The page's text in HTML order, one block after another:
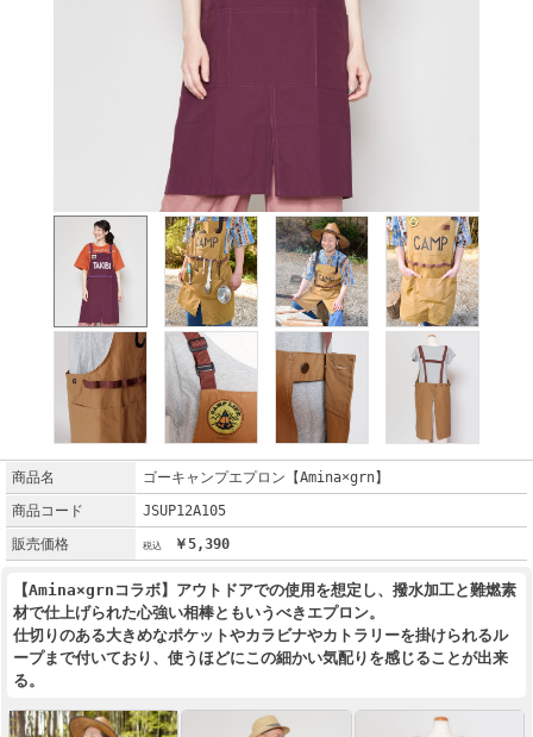
商品名
ゴーキャンプエプロン【Amina×grn】
商品コード
JSUP12A105
販売価格
￥5,390
【Amina×grnコラボ】アウトドアでの使用を想定し、撥水加工と難燃素
材で仕上げられた心強い相棒ともいうべきエプロン。
仕切りのある大きめなポケットやカラビナやカトラリーを掛けられるル
ープまで付いており、使うほどにこの細かい気配りを感じることが出来
る。